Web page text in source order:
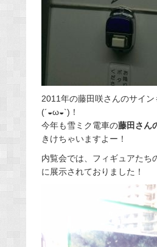
2011年の藤田咲さんのサイン
(´◒ω◒`)！
今年も雪ミク電車の藤田さん
きけちゃいますよー！
内覧会では、フィギュアたち
に展示されておりました！